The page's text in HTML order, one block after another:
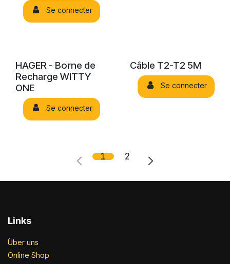
Se connecter
HAGER - Borne de
Recharge WITTY
ONE
Se connecter
Câble T2-T2 5M
Se connecter
1 2
Links
Über uns
Online Shop